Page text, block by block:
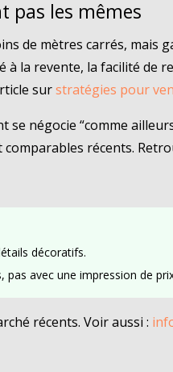
pas les mêmes
de mètres carrés, mais
la revente, la facilité de
surstratégies pour
négocie “comme
récents.
décoratifs.
avec une impression de
récents. Voir aussi :